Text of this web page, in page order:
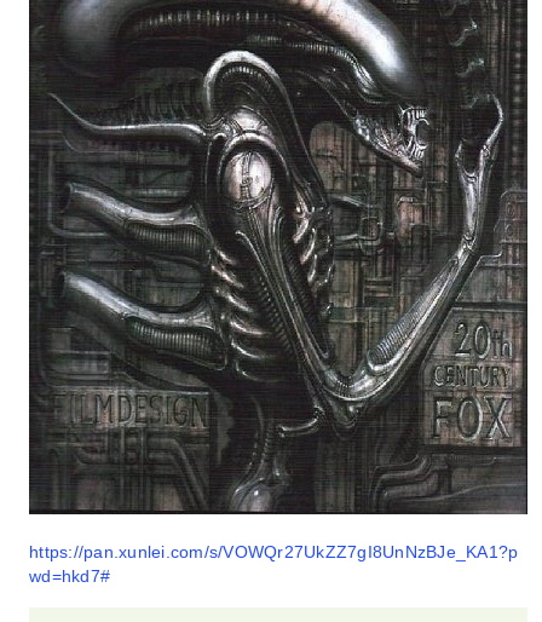
https://pan.xunlei.com/s/VOWQr27UkZZ7gI8UnNzBJe_KA1?p
wd=hkd7#